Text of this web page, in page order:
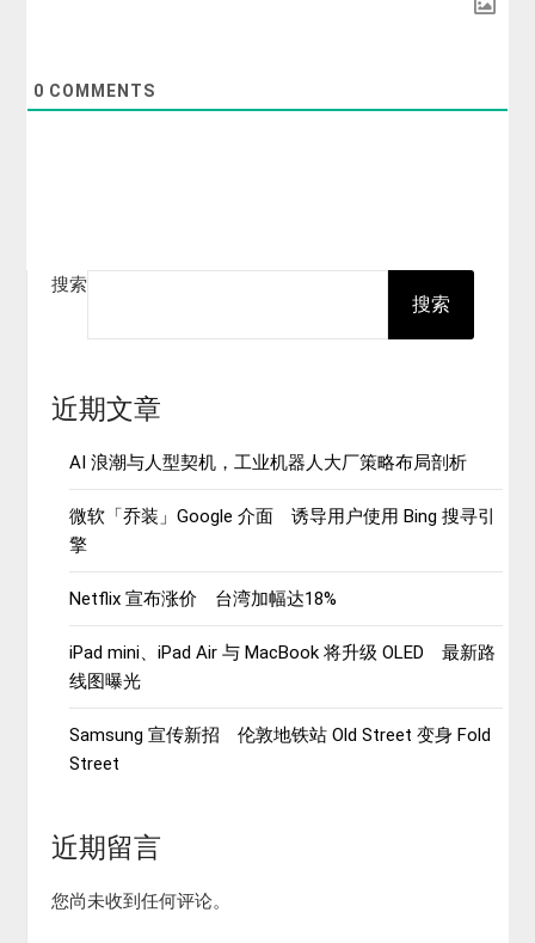
0 COMMENTS
搜索
搜索
近期文章
AI 浪潮与人型契机，工业机器人大厂策略布局剖析
微软「乔装」Google 介面 诱导用户使用 Bing 搜寻引
擎
Netflix 宣布涨价 台湾加幅达18%
iPad mini、iPad Air 与 MacBook 将升级 OLED 最新路
线图曝光
Samsung 宣传新招 伦敦地铁站 Old Street 变身 Fold
Street
近期留言
您尚未收到任何评论。